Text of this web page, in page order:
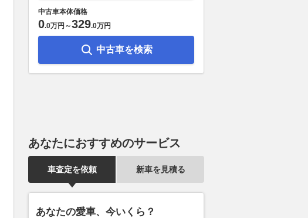
中古車本体価格
0.0万円 ～329.0万円
中古車を検索
あなたにおすすめのサービス
車査定を依頼 新車を見積る
あなたの愛車、今いくら？